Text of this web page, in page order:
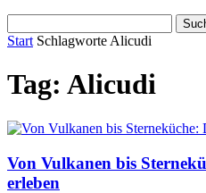
Start Schlagworte Alicudi
Tag: Alicudi
Von Vulkanen bis
erleben